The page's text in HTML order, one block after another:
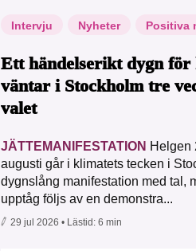
Intervju Nyheter Positiva
Ett händelserikt dygn för
väntar i Stockholm tre
valet
JÄTTEMANIFESTATION Helgen
augusti går i klimatets tecken i
dygnslång manifestation med tal,
upptåg följs av en demonstra...
29 jul 2026 • Lästid: 6 min